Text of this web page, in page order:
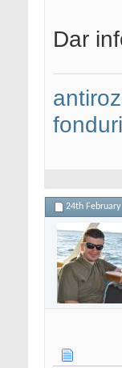
Dar
24th February